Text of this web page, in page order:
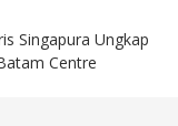
Singapura Ungkap
Centre